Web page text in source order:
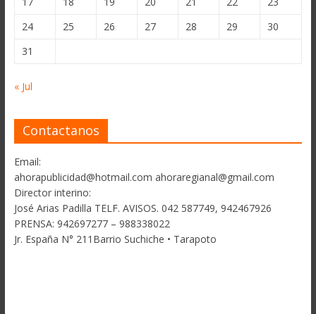
24
25 26 27 28 29
30
31
« Jul
Contactanos
Email:
ahorapublicidad@hotmail.com ahoraregianal@gmail.com
Director interino:
José Arias Padilla TELF. AVISOS. 042 587749, 942467926
PRENSA: 942697277 – 988338022
Jr. España N° 211Barrio Suchiche • Tarapoto